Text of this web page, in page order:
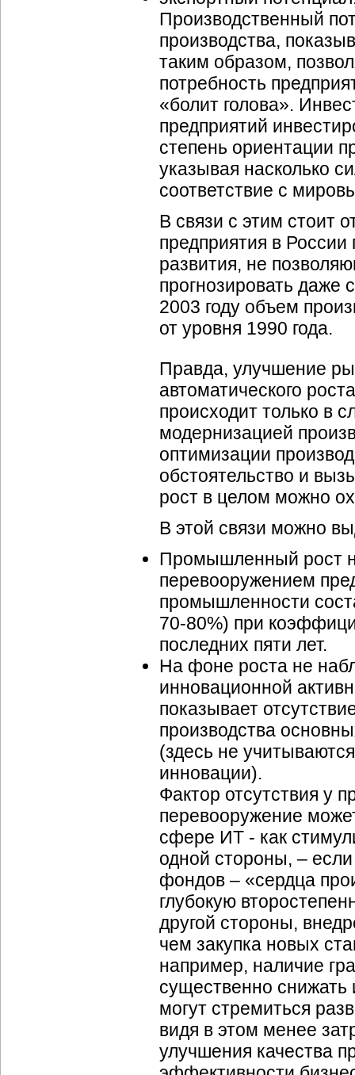
Производственный
производства,
таким образом,
потребность
«болит голова».
предприятий
степень ориентации
указывая насколько
соответствие с
В связи с этим стоит
предприятия в
развития, не
прогнозировать даже
2003 году объем
от уровня 1990 года.
Правда, улучшение
автоматического
происходит только в
модернизацией
оптимизации
обстоятельство и
рост в целом можно
В этой связи можно
Промышленный рост
перевооружением
промышленности
70-80%) при
последних пяти лет.
На фоне роста не
инновационной
показывает
производства
(здесь не
инновации).
Фактор отсутствия у
перевооружение
сфере ИТ - как
одной стороны, –
фондов – «сердца
глубокую
другой стороны,
чем закупка новых
например, наличие
существенно снижать
могут стремиться
видя в этом менее
улучшения качества